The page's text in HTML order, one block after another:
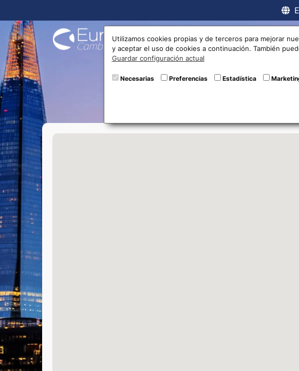
Compra online
Oficinas
Utilizamos cookies propias y de terceros para mejorar
y aceptar el uso de cookies a continuación. También
Guardar configuración actual
Necesarias Preferencias Estadística